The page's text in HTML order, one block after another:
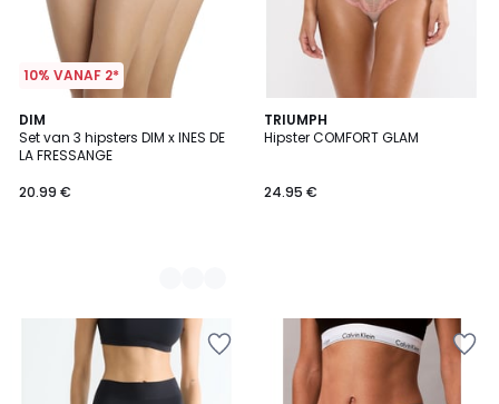
10% VANAF 2*
DIM
Set van 3 hipsters DIM x INES DE
LA FRESSANGE
20.99 €
2
Kleuren
TRIUMPH
Hipster COMFORT GLAM
24.95 €